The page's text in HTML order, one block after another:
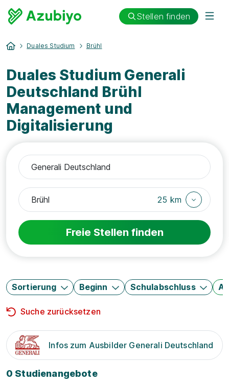
Stellen finden
Duales Studium Brühl
Duales Studium Generali
Deutschland Brühl
Management und
Digitalisierung
25 km
Freie Stellen finden
Sortierung Beginn Schulabschluss
Suche zurücksetzen
Infos zum Ausbilder Generali Deutschland
0 Studienangebote